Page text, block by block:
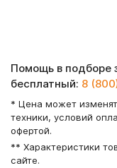
Помощь в подборе
бесплатный: 8
* Цена может
техники, условий
офертой.
** Характеристики
сайте.